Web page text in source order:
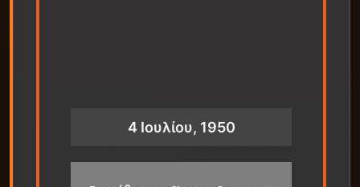
4 Ιουλίου, 1950